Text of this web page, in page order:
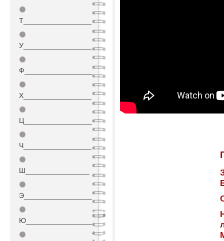
⚫
Т_________________
⚫
У_________________
⚫
Ф_________________
⚫
Х_________________
⚫
Ц_________________
⚫
Ч_________________
⚫
Ш________________
⚫
Э_________________
⚫
Ю_________________
⚫